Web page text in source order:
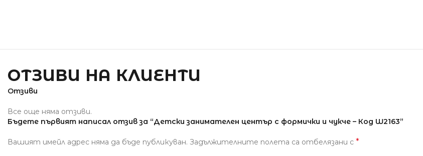
ОТЗИВИ НА КЛИЕНТИ
Отзиви
Все още няма отзиви.
Бъдете първият написал отзив за “Детски занимателен център с формички и чукче – Код W2163”
Вашият имейл адрес няма да бъде публикуван. Задължителните полета са отбелязани с *